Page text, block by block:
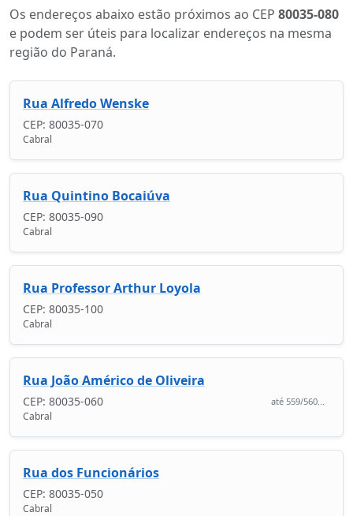
Os endereços abaixo estão próximos ao CEP 80035-080
e podem ser úteis para localizar endereços na mesma
região do Paraná.
Rua Alfredo Wenske
CEP: 80035-070
Cabral
Rua Quintino Bocaiúva
CEP: 80035-090
Cabral
Rua Professor Arthur Loyola
CEP: 80035-100
Cabral
Rua João Américo de Oliveira
CEP: 80035-060 até 559/560...
Cabral
Rua dos Funcionários
CEP: 80035-050
Cabral